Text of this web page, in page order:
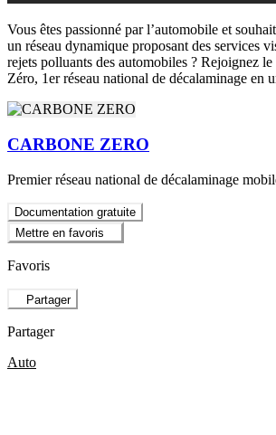
Vous êtes passionné par l’automobile et
un réseau dynamique proposant des services
rejets polluants des automobiles ? Rejoignez le
Zéro, 1er réseau national de décalaminage en
CARBONE ZERO
Premier réseau national de décalaminage
Documentation gratuite
Mettre en favoris
Favoris
Partager
Partager
Auto